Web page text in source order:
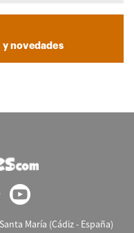
y novedades
María (Cádiz - España)